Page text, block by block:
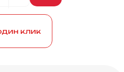
(белый) 280мл ANDRE
клик